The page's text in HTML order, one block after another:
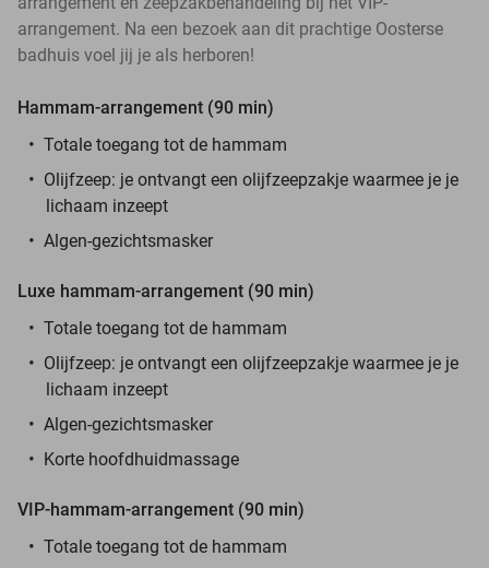
arrangement. Na een bezoek aan dit prachtige Oosterse
badhuis voel jij je als herboren!
Hammam-arrangement (90 min)
Totale toegang tot de hammam
Olijfzeep: je ontvangt een olijfzeepzakje waarmee je je
lichaam inzeept
Algen-gezichtsmasker
Luxe hammam-arrangement (90 min)
Totale toegang tot de hammam
Olijfzeep: je ontvangt een olijfzeepzakje waarmee je je
lichaam inzeept
Algen-gezichtsmasker
Korte hoofdhuidmassage
VIP-hammam-arrangement (90 min)
Totale toegang tot de hammam